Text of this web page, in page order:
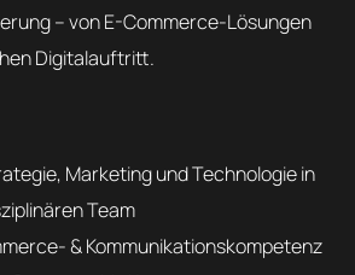
– von E-Commerce-Lösungen
Digitalauftritt.
Team
& Kommunikationskompetenz